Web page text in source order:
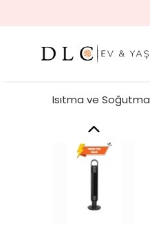
Isıtma ve Soğutma